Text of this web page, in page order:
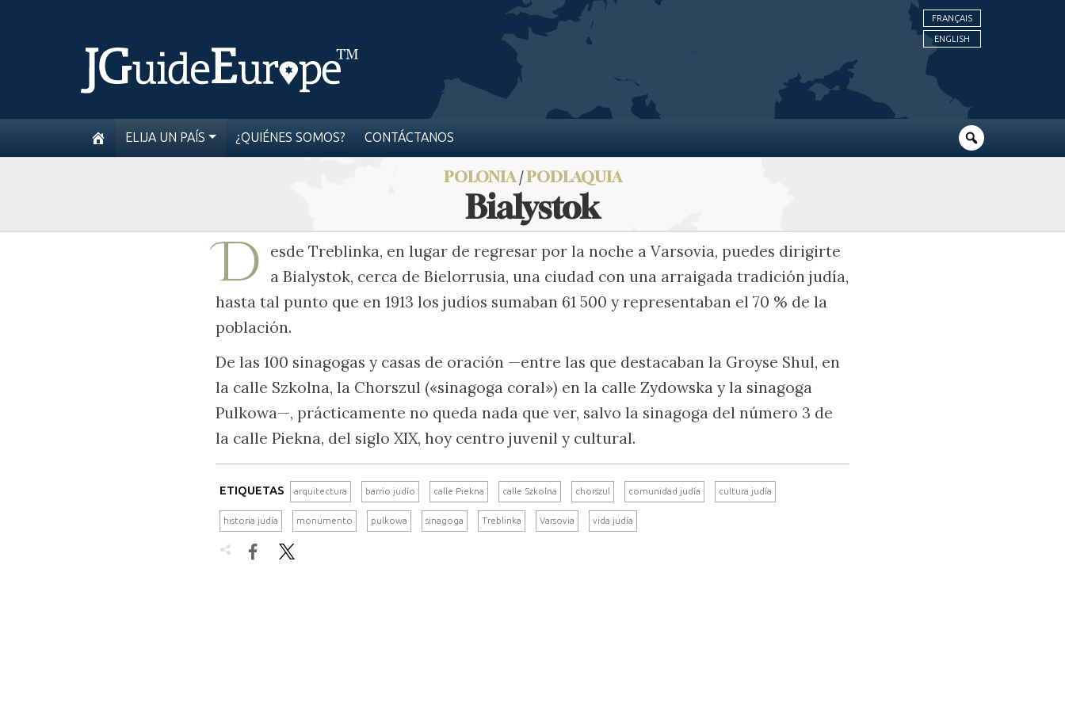
FRANÇAIS
ENGLISH
ELIJA UN PAÍS ¿QUIÉNES SOMOS? CONTÁCTANOS
POLONIA/PODLAQUIA
Bialystok
D
esde Treblinka, en lugar de regresar por la noche a Varsovia, puedes dirigirte
a Bialystok, cerca de Bielorrusia, una ciudad con una arraigada tradición judía,
hasta tal punto que en 1913 los judíos sumaban 61 500 y representaban el 70 % de la
población.
De las 100 sinagogas y casas de oración —entre las que destacaban la Groyse Shul, en
la calle Szkolna, la Chorszul («sinagoga coral») en la calle Zydowska y la sinagoga
Pulkowa—, prácticamente no queda nada que ver, salvo la sinagoga del número 3 de
la calle Piekna, del siglo XIX, hoy centro juvenil y cultural.
ETIQUETAS arquitectura barrio judío calle Piekna calle Szkolna chorszul comunidad judía cultura judía
historia judía monumento pulkowa sinagoga Treblinka Varsovia vida judía
 